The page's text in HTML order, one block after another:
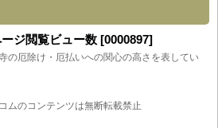
ジ閲覧ビュー数 [0000897]
の厄除け・厄払いへの関心の高さを表してい
ムのコンテンツは無断転載禁止